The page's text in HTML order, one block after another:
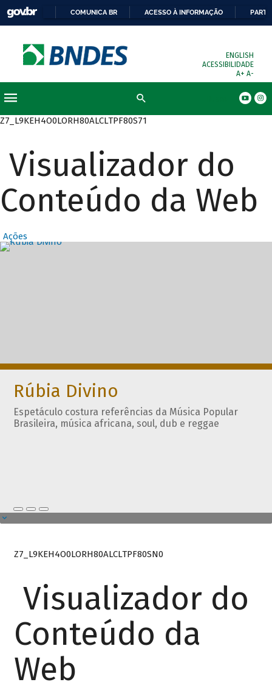
COMUNICA BR ACESSO À INFORMAÇÃO
ENGLISH
ACESSIBILIDADE
A+ A-
Z7_L9KEH4O0LORH80ALCLTPF80S71
Visualizador do
Conteúdo da Web
Ações
Destaques
Rúbia Divino
Espetáculo costura referências da Música Popular
Brasileira, música africana, soul, dub e reggae
Z7_L9KEH4O0LORH80ALCLTPF80SN0
Visualizador do
Conteúdo da
Web